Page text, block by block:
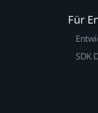
Für
SDK